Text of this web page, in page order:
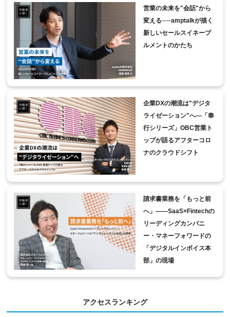
営業の未来を"会話"から
変える──amptalkが描く
新しいセールスイネーブ
ルメントのかたち
企業DXの潮流は"デジタ
ライゼーション"へ―「奉
行シリーズ」OBC営業ト
ップが語るアフターコロ
ナのクラウドシフト
請求書業務を「もっと前
へ」――SaaS×Fintechの
リーディングカンパニ
ー・マネーフォワードの
「デジタルインボイス本
部」の現場
アクセスランキング